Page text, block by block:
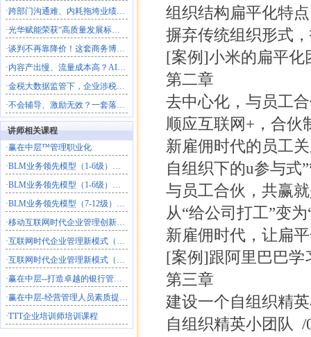
·跨部门沟通难、内耗拖垮业绩？这场沙盘课教你打通跨部门协作
·光华赋能荣获“高质量发展标杆型企业”
·谈判不再靠降价！这套商务博弈法，直接拿下大客户
·内容产出慢、流量成本高？AI一站式搭建自动化营销体系
·金税大数据监管下，企业涉税风险如何破局？
·不会辅导、激励无效？一套落地方法打造高绩效团队
讲师相关课程
·赢在中层™管理职业化
·BLM业务领先模型（1-6级）：企业战略落地与商业模式创
·BLM业务领先模型（1-6级）：企业战略落地与商业模式创
·BLM业务领先模型（7-12级）：战略——组织——执行（
·移动互联网时代企业管理创新（半天）
·互联网时代企业管理新模式（2天）
·互联网时代企业管理新模式（1天）
·赢在中层--打造卓越的银行管理团队
·赢在中层-经营管理人员素质提升必修课程
·TTT企业培训师培训课程
组织结构扁平化特
摒弃传统组织形式
[案例]小米的扁平化
第二章
去中心化，与员工
顺应互联网+，合伙
新雇佣时代的员工
自组织下的u参与式
与员工合伙，共赢
从“给公司打工”变
新雇佣时代，让扁
[案例]跟阿里巴巴
第三章
建设一个自组织精
自组织精英小团队 /